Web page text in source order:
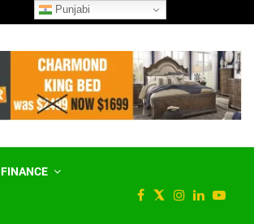
ਐਫਆਈਐਚ ਹਾਕੀ ਪ੍ਰੋ ਲੀਗ ਦਾ
FINANCE
Punjabi